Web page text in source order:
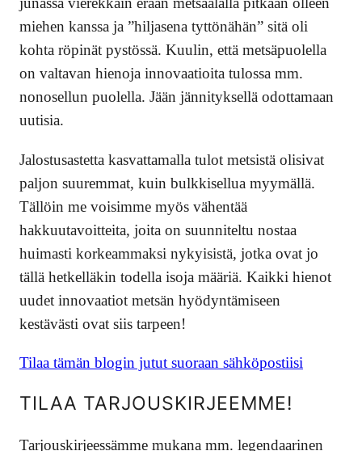
miehen kanssa ja ”hiljasena tyttönähän” sitä oli
kohta röpinät pystössä. Kuulin, että metsäpuolella
on valtavan hienoja innovaatioita tulossa mm.
nonosellun puolella. Jään jännityksellä odottamaan
uutisia.
Jalostusastetta kasvattamalla tulot metsistä olisivat
paljon suuremmat, kuin bulkkisellua myymällä.
Tällöin me voisimme myös vähentää
hakkuutavoitteita, joita on suunniteltu nostaa
huimasti korkeammaksi nykyisistä, jotka ovat jo
tällä hetkelläkin todella isoja määriä. Kaikki hienot
uudet innovaatiot metsän hyödyntämiseen
kestävästi ovat siis tarpeen!
Tilaa tämän blogin jutut suoraan sähköpostiisi
TILAA TARJOUSKIRJEEMME!
Tarjouskirjeessämme mukana mm. legendaarinen